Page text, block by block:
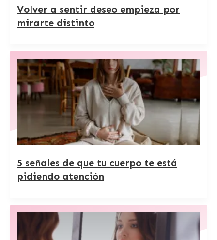
Volver a sentir deseo empieza por
mirarte distinto
5 señales de que tu cuerpo te está
pidiendo atención